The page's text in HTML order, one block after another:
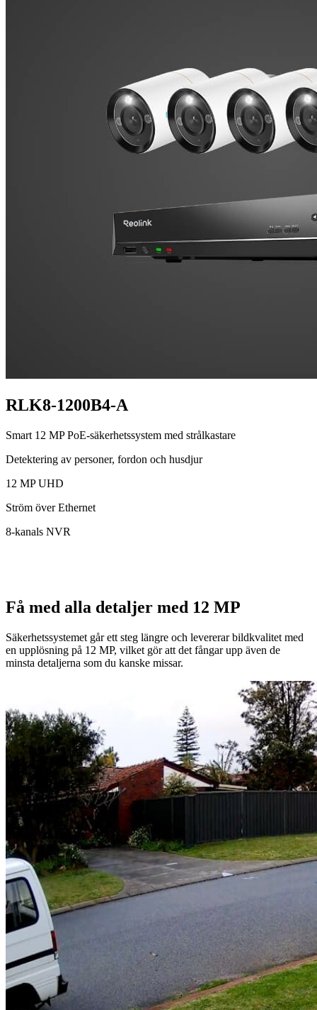
RLK8-1200B4-A
Smart 12 MP PoE-säkerhetssystem med strålkastare
Detektering av personer, fordon och husdjur
12 MP UHD
Ström över Ethernet
8-kanals NVR
Få med alla detaljer med 12 MP
Säkerhetssystemet går ett steg längre och levererar bildkvalitet med
en upplösning på 12 MP, vilket gör att det fångar upp även de
minsta detaljerna som du kanske missar.